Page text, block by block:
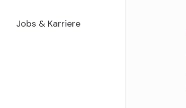
Jobs & Karriere